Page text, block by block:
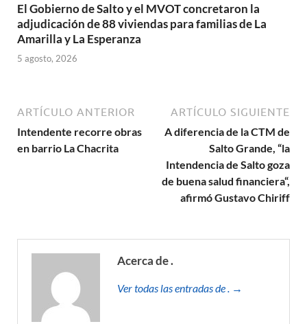
El Gobierno de Salto y el MVOT concretaron la
adjudicación de 88 viviendas para familias de La
Amarilla y La Esperanza
5 agosto, 2026
ARTÍCULO ANTERIOR
Intendente recorre obras
en barrio La Chacrita
ARTÍCULO SIGUIENTE
A diferencia de la CTM de
Salto Grande, “la
Intendencia de Salto goza
de buena salud financiera“,
afirmó Gustavo Chiriff
Acerca de .
Ver todas las entradas de . →